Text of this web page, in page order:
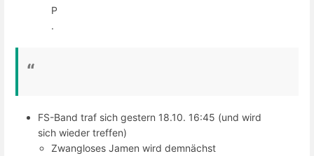
P
.
FS-Band traf sich gestern 18.10. 16:45 (und wird
sich wieder treffen)
Zwangloses Jamen wird demnächst